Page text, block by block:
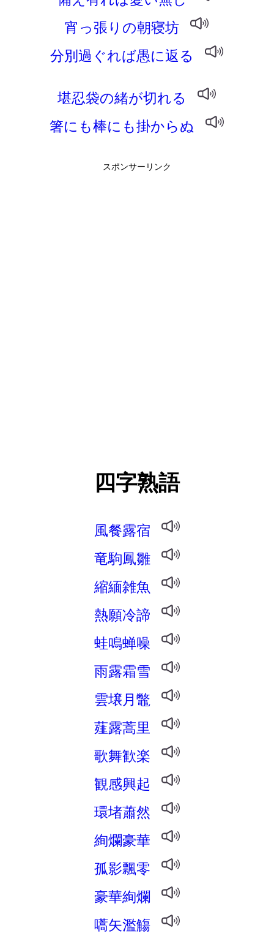
宵っ張りの朝寝坊
分別過ぐれば愚に返る
堪忍袋の緒が切れる
箸にも棒にも掛からぬ
スポンサーリンク
四字熟語
風餐露宿
竜駒鳳雛
縮緬雑魚
熱願冷諦
蛙鳴蝉噪
雨露霜雪
雲壌月鼈
薤露蒿里
歌舞歓楽
観感興起
環堵蕭然
絢爛豪華
孤影飄零
豪華絢爛
嚆矢濫觴